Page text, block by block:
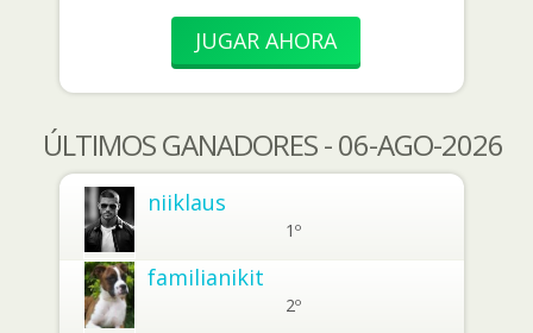
JUGAR AHORA
ÚLTIMOS GANADORES - 06-AGO-2026
niiklaus
1º
familianikit
2º